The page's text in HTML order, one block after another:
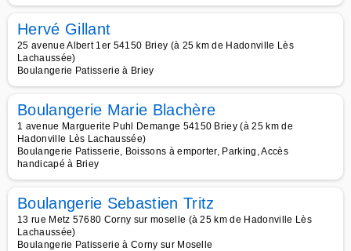
Hervé Gillant
25 avenue Albert 1er 54150 Briey (à 25 km de Hadonville Lès
Lachaussée)
Boulangerie Patisserie à Briey
Boulangerie Marie Blachère
1 avenue Marguerite Puhl Demange 54150 Briey (à 25 km de
Hadonville Lès Lachaussée)
Boulangerie Patisserie, Boissons à emporter, Parking, Accès
handicapé à Briey
Boulangerie Sebastien Tritz
13 rue Metz 57680 Corny sur moselle (à 25 km de Hadonville Lès
Lachaussée)
Boulangerie Patisserie à Corny sur Moselle